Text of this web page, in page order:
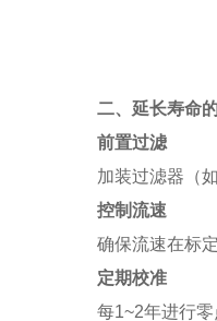
二、延长寿命
前置过滤
加装过滤器（
控制流速
确保流速在标
定期校准
每1~2年进行零